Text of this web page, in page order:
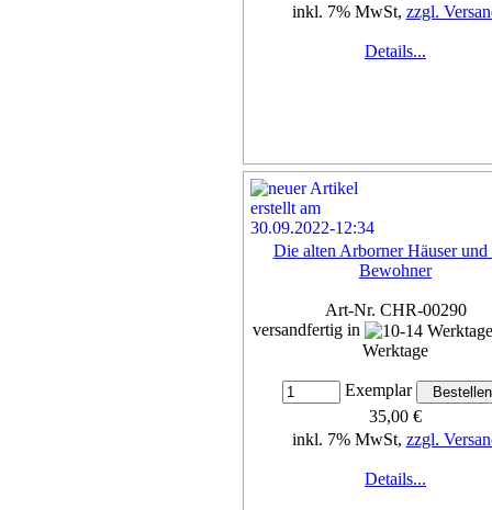
inkl. 7% MwSt, zzgl.
Details...
Die alten Arborner Häuser und
Bewohner
Art-Nr. CHR-00290
versandfertig in
Werktage
Exemplar
35,00 €
inkl. 7% MwSt, zzgl.
Details...